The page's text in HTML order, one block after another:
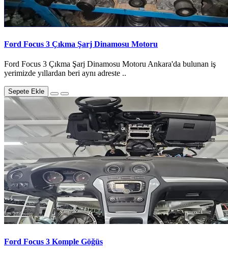
Ford Focus 3 Çıkma Şarj Dinamosu Motoru
Ford Focus 3 Çıkma Şarj Dinamosu Motoru Ankara'da bulunan iş
yerimizde yıllardan beri aynı adreste ..
Sepete Ekle
Ford Focus 3 Komple Göğüs